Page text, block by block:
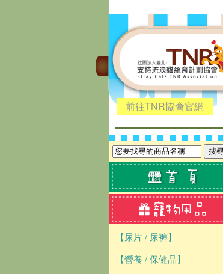
前往TNR協會官網
【尿片 / 尿褲】
【營養 / 保健品】